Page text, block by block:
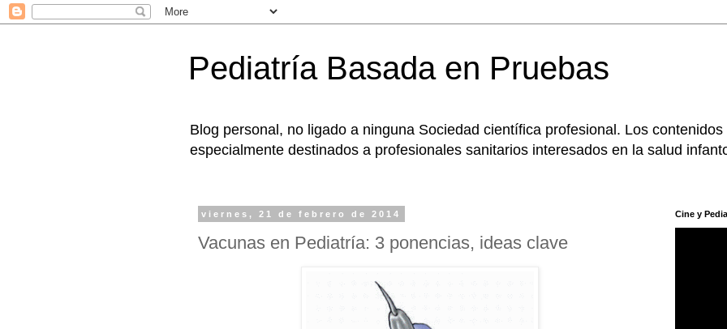
Pediatría Basada en Pruebas
Blog personal, no ligado a ninguna Sociedad científica profesional. Los
especialmente destinados a profesionales sanitarios interesados en la salud
viernes, 21 de febrero de 2014
Vacunas en Pediatría: 3 ponencias, ideas clave
Cine y